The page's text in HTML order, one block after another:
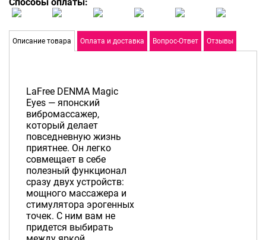
Описание товара Оплата и доставка Вопрос-Ответ Отзывы
LaFree DENMA Magic
Eyes — японский
вибромассажер,
который делает
повседневную жизнь
приятнее. Он легко
совмещает в себе
полезный функционал
сразу двух устройств:
мощного массажера и
стимулятора эрогенных
точек. С ним вам не
придется выбирать